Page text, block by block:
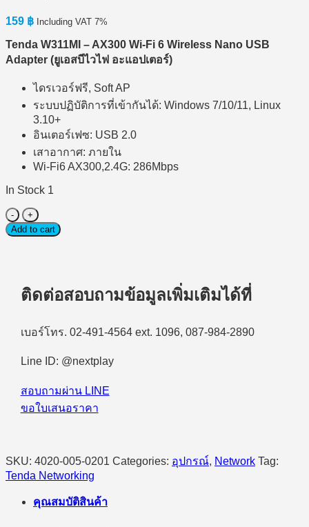
159 ฿ Including VAT 7%
Tenda W311MI – AX300 Wi-Fi 6 Wireless Nano USB
Adapter (ยูเอสบีไวไฟ อะแอปเตอร์)
ไดรเวอร์ฟรี, Soft AP
ระบบปฏิบัติการที่เข้ากันได้: Windows 7/10/11, Linux
3.10+
อินเตอร์เฟซ: USB 2.0
เสาอากาศ: ภายใน
Wi-Fi6 AX300,2.4G: 286Mbps
In Stock 1
USB
Adapter
(ยู
ไวไฟ)
-
Wi-
Fi
Internal
Antenna
quantity
Add to cart
ติดต่อสอบถามข้อมูลเพิ่มเติมได้ที่
เบอร์โทร. 02-491-4564 ext. 1096, 087-984-2890
Line ID: @nextplay
สอบถามผ่าน LINE
ขอใบเสนอราคา
SKU: 4020-005-0201 Categories: อุปกรณ์, Network Tag:
Tenda Networking
คุณสมบัติสินค้า